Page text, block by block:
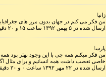
زانیا
من فکر می کنم در جهان بدون مرز های
ارسال شده در ۵ بهمن ۱۳۹۲ ساعت ۱۵ و ۲۰ دقیقه
پارسا
من فکر میکنم همه چی با این وجود بهتر بود
خاصی تعصب داشت همه انسانیم و برای مثال
ارسال شده در ۲۲ مهر ۱۳۹۲ ساعت ۰ و ۲۰ دقیقه